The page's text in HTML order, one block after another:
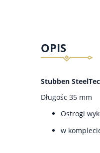
OPIS
Stubben
Długośc 35 mm
Ostrogi
w